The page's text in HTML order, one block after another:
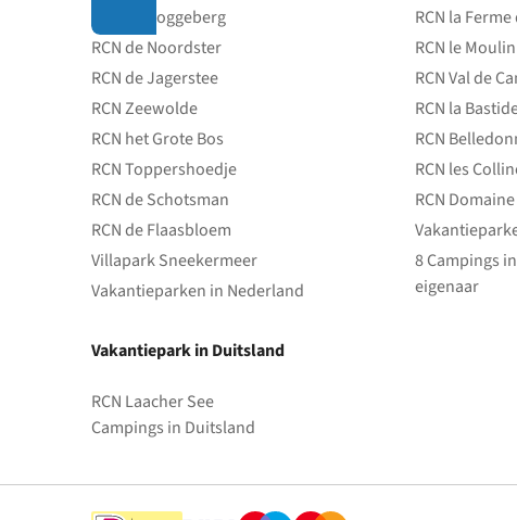
RCN de Roggeberg
RCN de Noordster
RCN de Jagerstee
RCN Zeewolde
RCN het Grote Bos
RCN Toppershoedje
RCN de Schotsman
RCN de Flaasbloem
Villapark Sneekermeer
Vakantieparken in Nederland
Vakantiepark in Duitsland
RCN Laacher See
Campings in Duitsland
RCN la
RCN le
RCN Val de
RCN la
RCN
RCN les
RCN
8 Campings
eigenaar